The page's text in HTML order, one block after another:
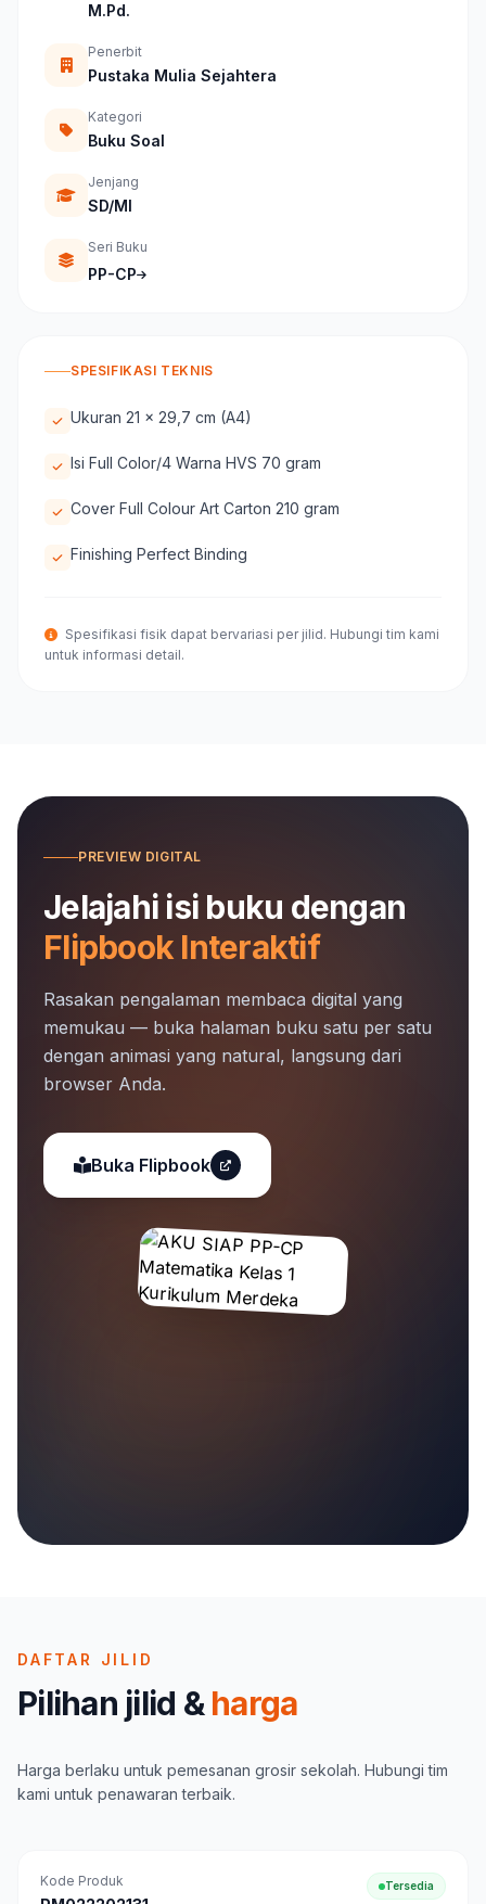
M.Pd.
Penerbit
Pustaka Mulia Sejahtera
Kategori
Buku Soal
Jenjang
SD/MI
Seri Buku
PP-CP
SPESIFIKASI TEKNIS
Ukuran 21 x 29,7 cm (A4)
Isi Full Color/4 Warna HVS 70 gram
Cover Full Colour Art Carton 210 gram
Finishing Perfect Binding
Spesifikasi fisik dapat bervariasi per jilid. Hubungi tim kami
untuk informasi detail.
PREVIEW DIGITAL
Jelajahi isi buku dengan
Flipbook Interaktif
Rasakan pengalaman membaca digital yang
memukau — buka halaman buku satu per satu
dengan animasi yang natural, langsung dari
browser Anda.
Buka Flipbook
DAFTAR JILID
Pilihan jilid &harga
Harga berlaku untuk pemesanan grosir sekolah. Hubungi tim
kami untuk penawaran terbaik.
Kode Produk Tersedia